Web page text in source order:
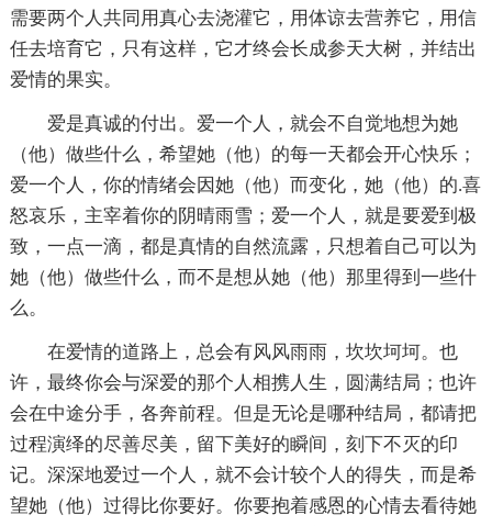
需要两个人共同用真心去浇灌它，用体谅去营养它，用信
任去培育它，只有这样，它才终会长成参天大树，并结出
爱情的果实。
爱是真诚的付出。爱一个人，就会不自觉地想为她
（他）做些什么，希望她（他）的每一天都会开心快乐；
爱一个人，你的情绪会因她（他）而变化，她（他）的.喜
怒哀乐，主宰着你的阴晴雨雪；爱一个人，就是要爱到极
致，一点一滴，都是真情的自然流露，只想着自己可以为
她（他）做些什么，而不是想从她（他）那里得到一些什
么。
在爱情的道路上，总会有风风雨雨，坎坎坷坷。也
许，最终你会与深爱的那个人相携人生，圆满结局；也许
会在中途分手，各奔前程。但是无论是哪种结局，都请把
过程演绎的尽善尽美，留下美好的瞬间，刻下不灭的印
记。深深地爱过一个人，就不会计较个人的得失，而是希
望她（他）过得比你要好。你要抱着感恩的心情去看待她